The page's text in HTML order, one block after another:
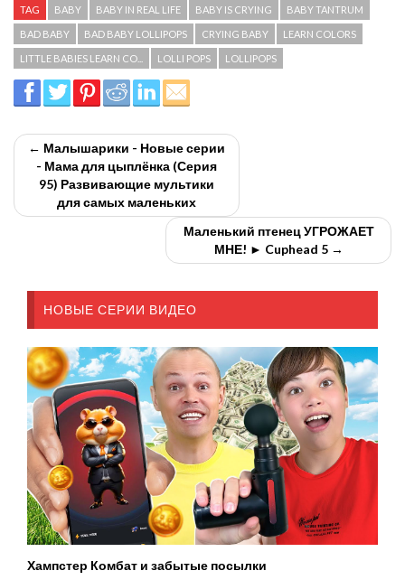
TAG BABY BABY IN REAL LIFE BABY IS CRYING BABY TANTRUM
BAD BABY BAD BABY LOLLIPOPS CRYING BABY LEARN COLORS
LITTLE BABIES LEARN CO... LOLLI POPS LOLLIPOPS
← Малышарики - Новые серии
- Мама для цыплёнка (Серия
95) Развивающие мультики
для самых маленьких
Маленький птенец УГРОЖАЕТ
МНЕ! ► Cuphead 5 →
НОВЫЕ СЕРИИ ВИДЕО
Хампстер Комбат и забытые посылки